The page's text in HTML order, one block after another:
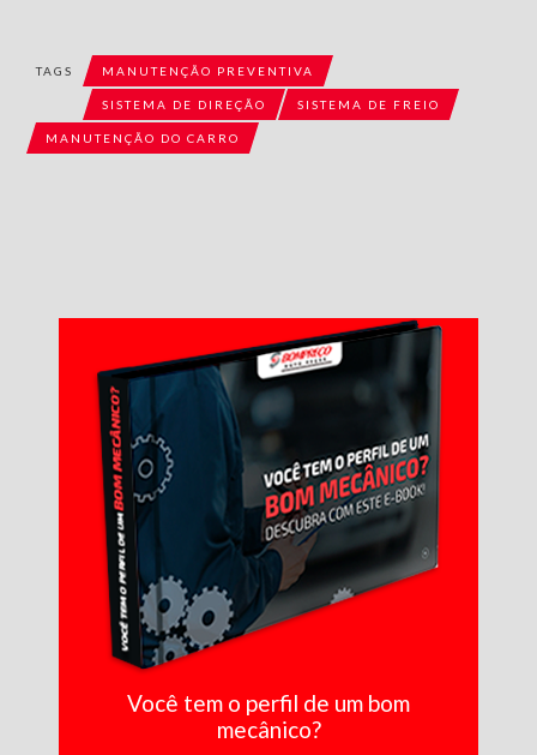
TAGS MANUTENÇÃO PREVENTIVA
SISTEMA DE DIREÇÃO SISTEMA DE FREIO
MANUTENÇÃO DO CARRO
Você tem o perfil de um bom
mecânico?